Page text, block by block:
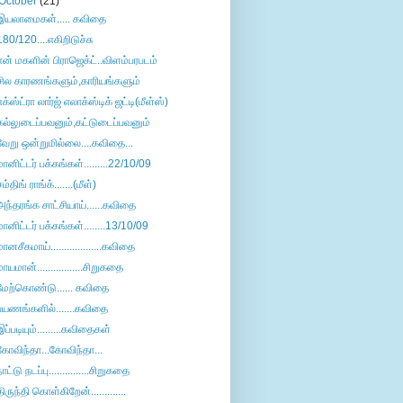
கவிதை
120....எகிறிடுச்சு
மகளின் பிராஜெக்ட்..விளம்பரபடம்
காரணங்களும்,காரியங்களும்
லார்ஜ் எலாக்ஸ்டிக் ஜட்டி(மீள்ஸ்)
ஒன்றுமில்லை....கவிதை...
பக்கங்கள்.........22/10/09
ராங்க்.......(மீள்)
சாட்சியாய்......கவிதை
பக்கங்கள்........13/10/09
கவிதை
நடப்பு...............சிறுகதை
கொள்கிறேன்.............